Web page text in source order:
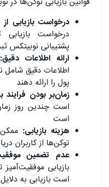
درخواست بازیابی
درخواست
پشتیبانی نوبیتکس
ارائه اطلاعات دقیق:
اطلاعات دقیق شامل
پول را ارائه دهند
زمان‌بر بودن فرایند
است چندین روز
است
هزینه بازیابی:
توکن‌ها از کاربران
عدم تضمین
بازیابی
است بازیابی به